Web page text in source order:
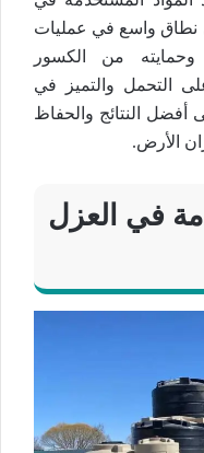
نطاق واسع في عمليات
من الكسور
التحمل والتميز في
النتائج والحفاظ
الأرض.
في العزل